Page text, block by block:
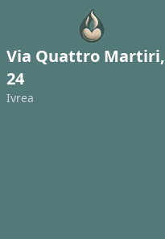
Via Quattro Martiri,
24
Ivrea